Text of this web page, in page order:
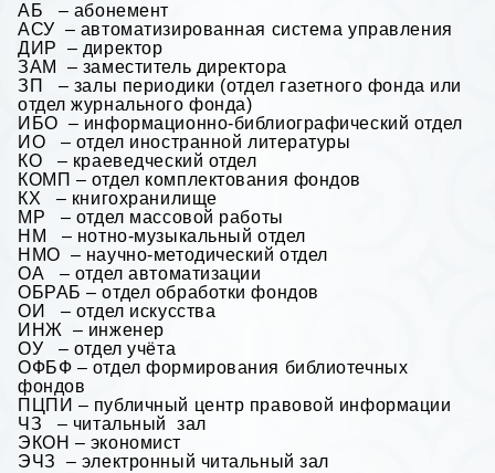
АБ – абонемент
АСУ – автоматизированная система управления
ДИР – директор
ЗАМ – заместитель директора
ЗП – залы периодики (отдел газетного фонда или
отдел журнального фонда)
ИБО – информационно-библиографический отдел
ИО – отдел иностранной литературы
КО – краеведческий отдел
КОМП – отдел комплектования фондов
КХ – книгохранилище
МР – отдел массовой работы
НМ – нотно-музыкальный отдел
НМО – научно-методический отдел
ОА – отдел автоматизации
ОБРАБ – отдел обработки фондов
ОИ – отдел искусства
ИНЖ – инженер
ОУ – отдел учёта
ОФБФ – отдел формирования библиотечных
фондов
ПЦПИ – публичный центр правовой информации
ЧЗ – читальный зал
ЭКОН – экономист
ЭЧЗ – электронный читальный зал